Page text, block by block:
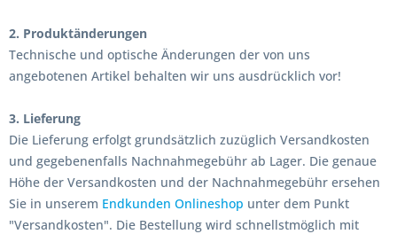
2. Produktänderungen
Technische und optische Änderungen der von uns
angebotenen Artikel behalten wir uns ausdrücklich vor!
3. Lieferung
Die Lieferung erfolgt grundsätzlich zuzüglich Versandkosten
und gegebenenfalls Nachnahmegebühr ab Lager. Die genaue
Höhe der Versandkosten und der Nachnahmegebühr ersehen
Sie in unserem Endkunden Onlineshop unter dem Punkt
"Versandkosten". Die Bestellung wird schnellstmöglich mit